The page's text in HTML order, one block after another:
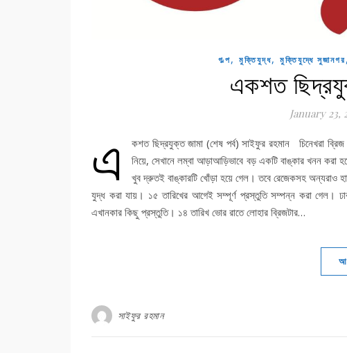
গল্প, মুক্তিযুদ্ধ, মুক্তিযুদ্ধে সুজানগর,
একশত
January 23,
এ
কশত ছিদ্রযুক্ত জামা (শেষ পর্ব) সাইফুর রহমান চিনেখরা
নিয়ে, সেখানে লম্বা আড়াআড়িভাবে বড় একটি বাঙ্কার খনন করা
খুব দ্রুতই বাঙ্কারটি খোঁড়া হয়ে গেল। তবে রেজেকসহ অন্যরাও
যুদ্ধ করা যায়। ১৫ তারিখের আগেই সম্পূর্ণ প্রস্তুতি সম্পন্ন করা গেল।
এখানকার কিছু প্রস্তুতি। ১৪ তারিখ ভোর রাতে লোহার ব্রিজটার…
সাইফুর রহমান